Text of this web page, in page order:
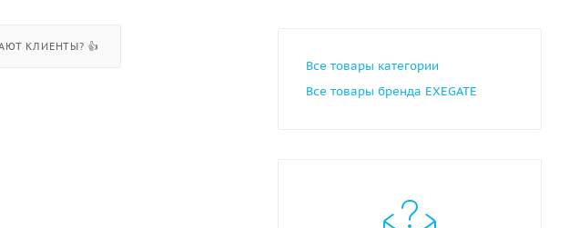
КЛИЕНТЫ? 👍
Все товары категории
Все товары бренда EXEGATE